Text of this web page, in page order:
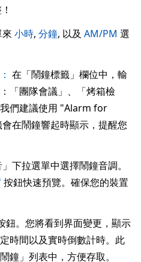
小時, 分鐘, 以及 AM/PM 選
在「鬧鐘標籤」欄位中，輸
「團隊會議」、「烤箱檢
們建議使用 "Alarm for
在鬧鐘響起時顯示，提醒您
下拉選單中選擇鬧鐘音調。
按鈕快速預覽。確保您的裝置
鈕。您將看到界面變更，顯示
時間以及實時倒數計時。此
鐘」列表中，方便存取。